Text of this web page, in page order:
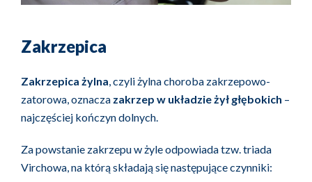
Zakrzepica
Zakrzepica żylna, czyli żylna choroba zakrzepowo-
zatorowa, oznacza zakrzep w układzie żył głębokich –
najczęściej kończyn dolnych.
Za powstanie zakrzepu w żyle odpowiada tzw. triada
Virchowa, na którą składają się następujące czynniki: